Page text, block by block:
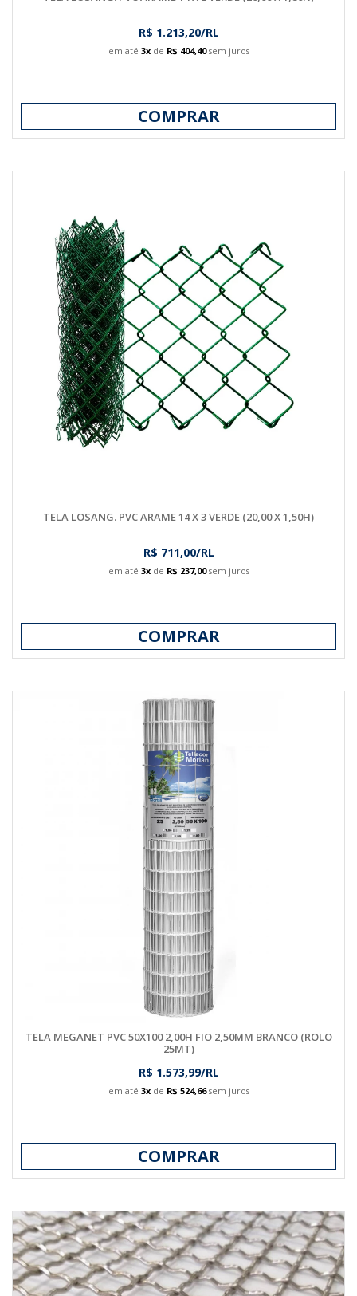
R$ 1.213,20/RL
em até 3xde R$ 404,40sem juros
COMPRAR
TELA LOSANG. PVC ARAME 14 X 3 VERDE (20,00 X 1,50H)
R$ 711,00/RL
em até 3xde R$ 237,00sem juros
COMPRAR
TELA MEGANET PVC 50X100 2,00H FIO 2,50MM BRANCO (ROLO
25MT)
R$ 1.573,99/RL
em até 3xde R$ 524,66sem juros
COMPRAR